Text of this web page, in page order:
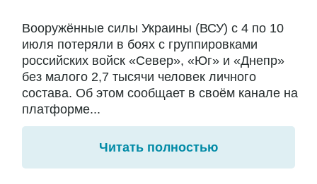
Вооружённые силы Украины (ВСУ) с 4 по 10
июля потеряли в боях с группировками
российских войск «Север», «Юг» и «Днепр»
без малого 2,7 тысячи человек личного
состава. Об этом сообщает в своём канале на
платформе...
Читать полностью